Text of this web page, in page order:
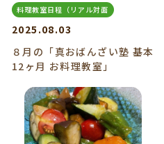
料理教室日程（リアル対面
2025.08.03
８月の「真おばんざい塾 基本
12ヶ月 お料理教室」